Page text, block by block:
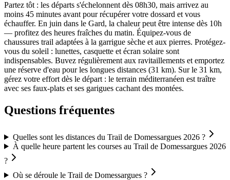
Partez tôt : les départs s'échelonnent dès 08h30, mais arrivez au
moins 45 minutes avant pour récupérer votre dossard et vous
échauffer. En juin dans le Gard, la chaleur peut être intense dès 10h
— profitez des heures fraîches du matin. Équipez-vous de
chaussures trail adaptées à la garrigue sèche et aux pierres. Protégez-
vous du soleil : lunettes, casquette et écran solaire sont
indispensables. Buvez régulièrement aux ravitaillements et emportez
une réserve d'eau pour les longues distances (31 km). Sur le 31 km,
gérez votre effort dès le départ : le terrain méditerranéen est traître
avec ses faux-plats et ses garigues cachant des montées.
Questions fréquentes
Quelles sont les distances du Trail de Domessargues 2026 ?
À quelle heure partent les courses au Trail de Domessargues 2026
?
Où se déroule le Trail de Domessargues ?